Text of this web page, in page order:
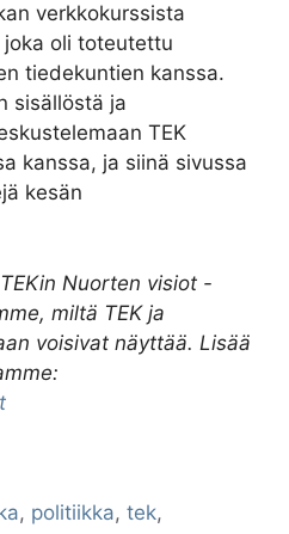
verkkokurssista
oli toteutettu
tiedekuntien kanssa.
sisällöstä ja
TEK
kanssa, ja siinä sivussa
kesän
Nuorten visiot -
miltä TEK ja
voisivat näyttää. Lisää
, politiikka,tek,